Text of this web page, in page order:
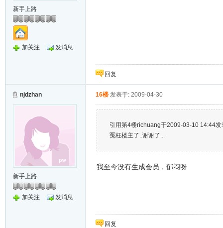
新手上路
加关注 发消息
回复
njdzhan
新手上路
加关注 发消息
16楼 发表于: 2009-04-30
引用第4楼richuang于2009-03-10 14:44
冤枉楼主了..谢谢了...
我至今没有生成会员，郁闷呀
回复